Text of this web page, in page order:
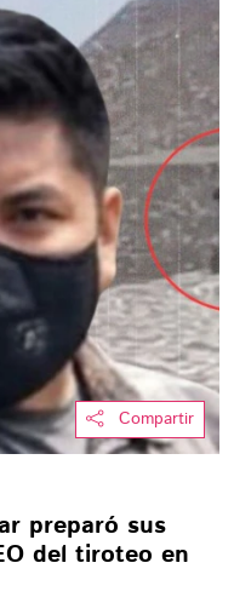
Compartir
preparó sus
del tiroteo en